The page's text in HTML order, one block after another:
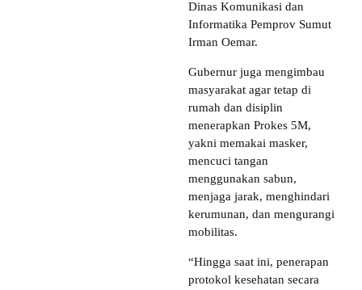
Dinas Komunikasi dan
Informatika Pemprov Sumut
Irman Oemar.
Gubernur juga mengimbau
masyarakat agar tetap di
rumah dan disiplin
menerapkan Prokes 5M,
yakni memakai masker,
mencuci tangan
menggunakan sabun,
menjaga jarak, menghindari
kerumunan, dan mengurangi
mobilitas.
“Hingga saat ini, penerapan
protokol kesehatan secara